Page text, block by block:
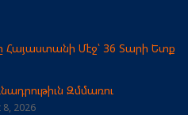
Մէջ՝ 36 Տարի Ետք
Զմմառու
2026